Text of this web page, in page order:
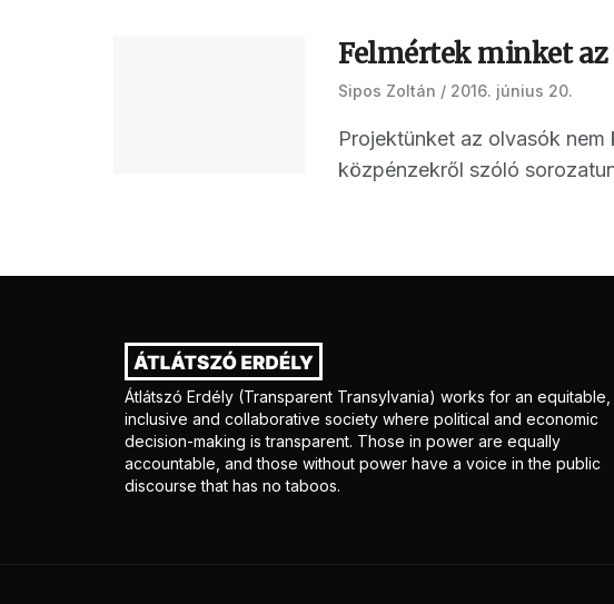
Felmértek minket az
Sipos Zoltán 2016. június 20.
Projektünket az olvasók
közpénzekről szóló
Átlátszó Erdély (Transparent Transylvania) works for an equitable,
inclusive and collaborative society where political and economic
decision-making is transparent. Those in power are equally
accountable, and those without power have a voice in the public
discourse that has no taboos.